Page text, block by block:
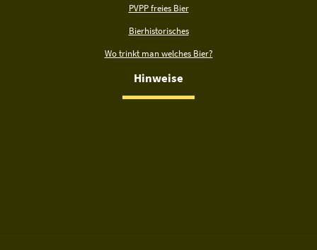
PVPP freies Bier
Bierhistorisches
Wo trinkt man welches Bier?
Hinweise